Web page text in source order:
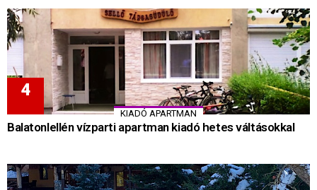
KIADÓ APARTMAN
Balatonlellén vízparti apartman kiadó hetes váltásokkal